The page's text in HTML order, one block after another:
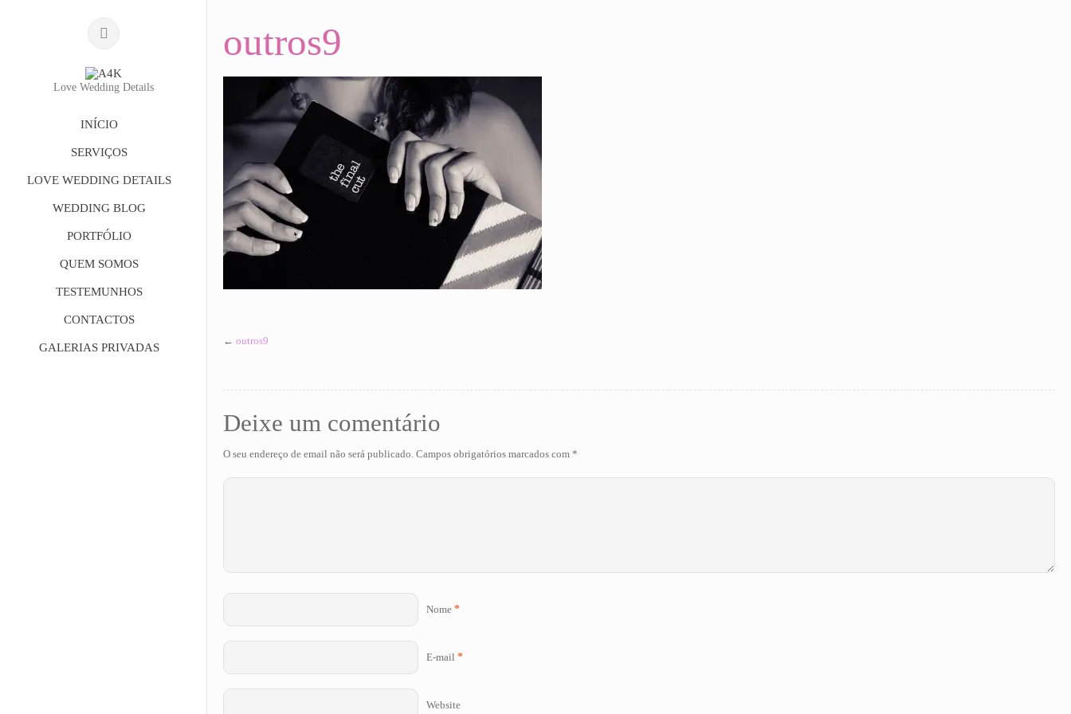
Love Wedding Details
INÍCIO
SERVIÇOS
LOVE WEDDING DETAILS
WEDDING BLOG
PORTFÓLIO
QUEM SOMOS
TESTEMUNHOS
CONTACTOS
GALERIAS PRIVADAS
outros9
← outros9
Deixe um comentário
O seu endereço de email não será publicado. Campos obrigatórios marcados com *
Nome *
E-mail *
Website